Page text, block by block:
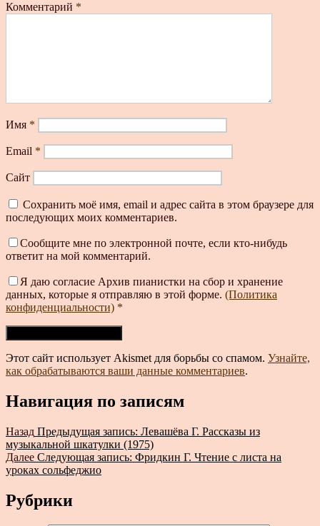
Комментарий *
Имя *
Email *
Сайт
Сохранить моё имя, email и адрес сайта в этом браузере для
последующих моих комментариев.
Сообщите мне по электронной почте, если кто-нибудь
ответит на мой комментарий.
Я даю согласие Архив пианистки на сбор и хранение
данных, которые я отправляю в этой форме. (Политика
конфиденциальности) *
Этот сайт использует Akismet для борьбы со спамом. Узнайте,
как обрабатываются ваши данные комментариев.
Навигация по записям
Назад Предыдущая запись: Левашёва Г. Рассказы из
музыкальной шкатулки (1975)
Далее Следующая запись: Фридкин Г. Чтение с листа на
уроках сольфеджио
Рубрики